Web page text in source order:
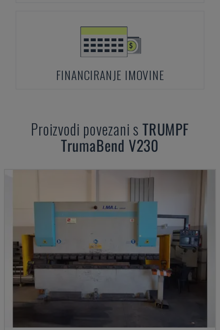
FINANCIRANJE IMOVINE
Proizvodi povezani s TRUMPF
TrumaBend V230